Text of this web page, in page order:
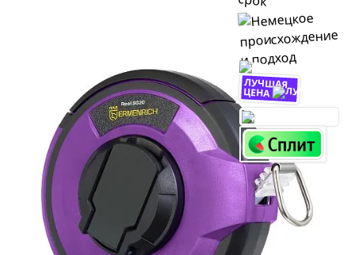
ЛУЧШАЯ
ЦЕНА